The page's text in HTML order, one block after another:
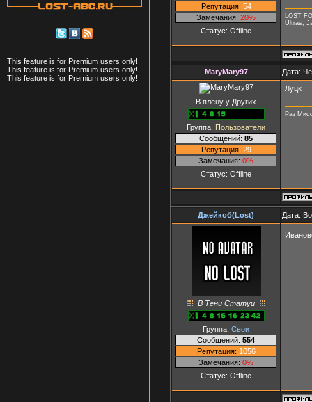
This feature is for Premium users only!
This feature is for Premium users only!
This feature is for Premium users only!
Репутация: 54
Замечания: 20%
Статус: Offline
LOST
Ultras,
MaryMary97 Дата:
В плену у Других
Группа: Пользователи
Сообщений: 85
Репутация: 29
Замечания: 0%
Статус: Offline
Луцк
Раз
Джейкоб(Lost) Дата:
В Тени Статуи
Группа: Свои
Сообщений: 554
Репутация: 1056
Замечания: 0%
Статус: Offline